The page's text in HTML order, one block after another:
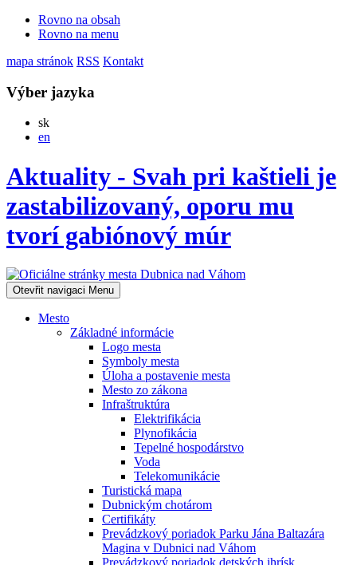
Rovno na obsah
Rovno na menu
mapa stránok RSS Kontakt
Výber jazyka
skSlovensky
en
Aktuality - Svah pri kaštieli je
zastabilizovaný, oporu mu
tvorí gabiónový múr
Otevřit navigaci Menu
Mesto
Základné informácie
Logo mesta
Symboly mesta
Úloha a postavenie mesta
Mesto zo zákona
Infraštruktúra
Elektrifikácia
Plynofikácia
Tepelné hospodárstvo
Voda
Telekomunikácie
Turistická mapa
Dubnickým chotárom
Certifikáty
Prevádzkový poriadok Parku Jána Baltazára
Magina v Dubnici nad Váhom